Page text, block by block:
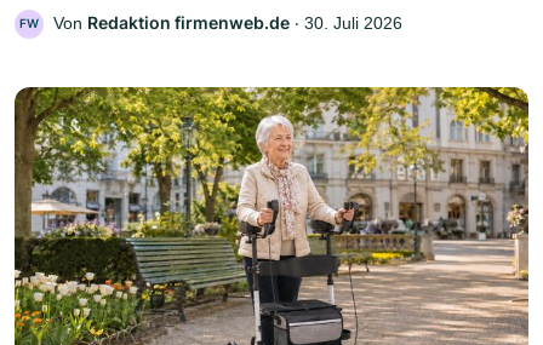
FW Von Redaktion firmenweb.de ‧ 30. Juli 2026